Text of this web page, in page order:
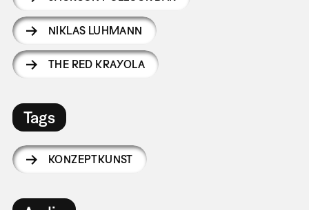
NIKLAS LUHMANN
THE RED KRAYOLA
Tags
KONZEPTKUNST